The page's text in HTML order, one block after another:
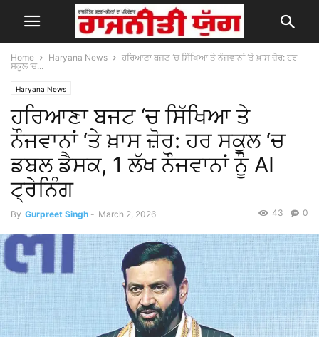
Home Haryana News
ਹਰਿਆਣਾ ਬਜਟ ‘ਚ ਸਿੱਖਿਆ ਤੇ ਨੌਜਵਾਨਾਂ ‘ਤੇ ਖ਼ਾਸ ਜ਼ੋਰ: ਹਰ
ਸਕੂਲ ‘ਚ...
Haryana News
ਹਰਿਆਣਾ ਬਜਟ ‘ਚ ਸਿੱਖਿਆ ਤੇ
ਨੌਜਵਾਨਾਂ ‘ਤੇ ਖ਼ਾਸ ਜ਼ੋਰ: ਹਰ ਸਕੂਲ ‘ਚ
ਡਬਲ ਡੈਸਕ, 1 ਲੱਖ ਨੌਜਵਾਨਾਂ ਨੂੰ AI
ਟ੍ਰੇਨਿੰਗ
By Gurpreet Singh - March 2, 2026 0
43